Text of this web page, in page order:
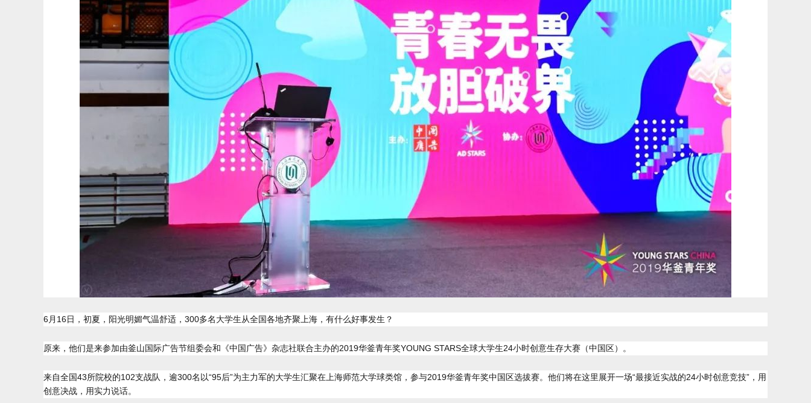
6月16日，初夏，阳光明媚气温舒适，300多名大学生从全国各地齐聚上海，有什么好事发生？
原来，他们是来参加由釜山国际广告节组委会和《中国广告》杂志社联合主办的2019华釜青年奖YOUNG STARS全球大学生24小时创意生存大赛（中国区）。
来自全国43所院校的102支战队，逾300名以“95后”为主力军的大学生汇聚在上海师范大学球类馆，参与2019华釜青年奖中国区选拔赛。他们将在这里展开一场“最接近实战的24小时创意竞技”，用
创意决战，用实力说话。